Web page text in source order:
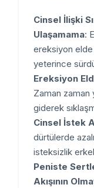
Cinsel İlişki
Ulaşamama:
ereksiyon
yeterince
Ereksiyon
Zaman zaman
giderek
Cinsel İstek
dürtülerde
isteksizlik
Peniste
Akışının